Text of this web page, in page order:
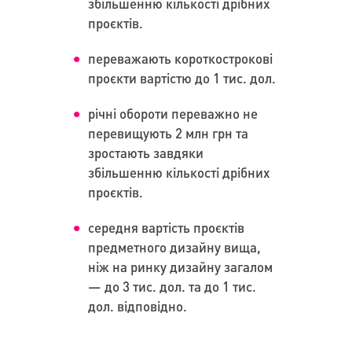
проєктів.
переважають короткострокові
проєкти вартістю до 1 тис. дол.
річні обороти переважно не
перевищують 2 млн грн та
зростають завдяки
збільшенню кількості дрібних
проєктів.
середня вартість проєктів
предметного дизайну вища,
ніж на ринку дизайну загалом
— до 3 тис. дол. та до 1 тис.
дол. відповідно.